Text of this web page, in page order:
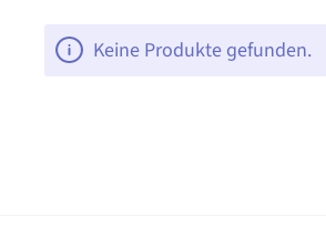
Keine Produkte gefunden.